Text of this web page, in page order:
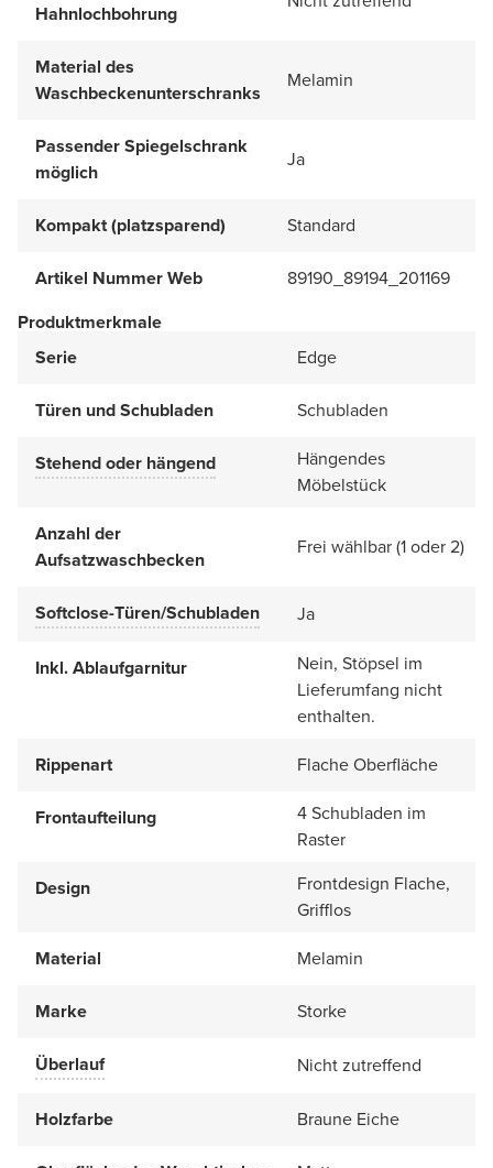
Hahnlochbohrung
Material des
Waschbeckenunterschranks
Melamin
Passender Spiegelschrank
möglich
Ja
Kompakt (platzsparend) Standard
Artikel Nummer Web
89190_89194_201169
Produktmerkmale
Serie
Edge
Türen und Schubladen Schubladen
Stehend oder hängend
Hängendes
Möbelstück
Anzahl der
Aufsatzwaschbecken
Frei wählbar (1 oder 2)
Softclose-Türen/Schubladen Ja
Inkl. Ablaufgarnitur
Nein, Stöpsel im
Lieferumfang nicht
enthalten.
Rippenart
Flache Oberfläche
Frontaufteilung
4 Schubladen im
Raster
Design
Frontdesign Flache,
Grifflos
Material
Melamin
Marke Storke
Überlauf Nicht zutreffend
Holzfarbe Braune Eiche